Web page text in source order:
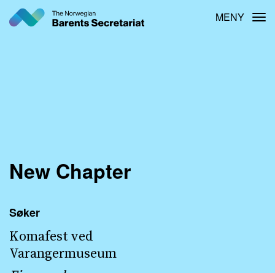
Hopp
MENY
New Chapter
Søker
Komafest ved
Varangermuseum